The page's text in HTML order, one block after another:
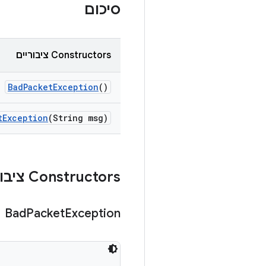
סיכום
Constructors ציבוריים
BadPacketException()
Exception(String msg)
Constructors ציבוריים
BadPacketException